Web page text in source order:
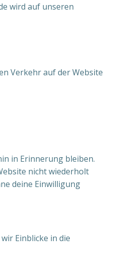
wird auf unseren
Verkehr auf der Website
in Erinnerung bleiben.
nicht wiederholt
deine Einwilligung
Einblicke in die